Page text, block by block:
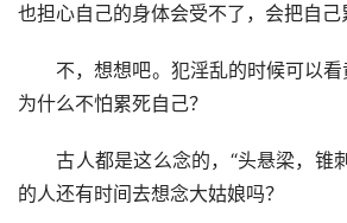
也担心自己的身体会受不了，会把自己
不，想想吧。犯淫乱的时候可以看
为什么不怕累死自己？
古人都是这么念的，“头悬梁，锥
的人还有时间去想念大姑娘吗？